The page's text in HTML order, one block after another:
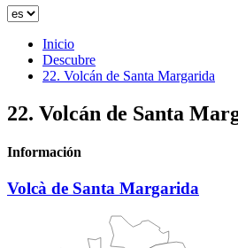
Inicio
Descubre
22. Volcán de Santa Margarida
22. Volcán de Santa
Información
Volcà de Santa Margarida